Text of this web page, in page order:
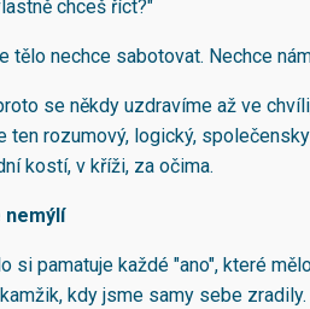
chceš říct?"
tělo nechce sabotovat. Nechce
se někdy uzdravíme až ve
ten rozumový, logický,
kostí, v kříži, za očima.
nemýlí
si pamatuje každé "ano", které
kdy jsme samy sebe zradily.